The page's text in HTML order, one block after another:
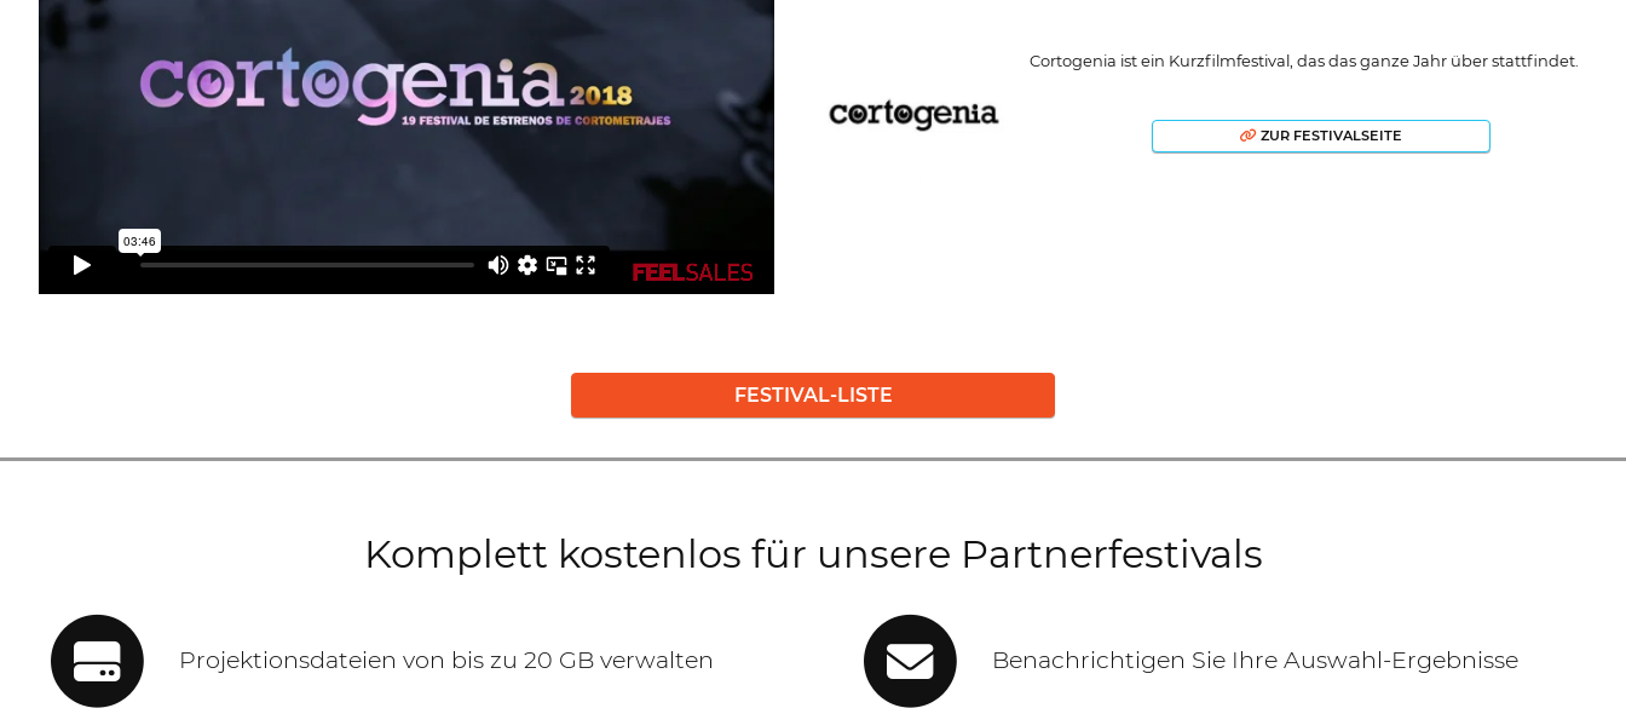
Cortogenia ist ein Kurzfilmfestival, das das ganze Jahr über stattfindet.
ZUR FESTIVALSEITE
FESTIVAL-LISTE
Komplett kostenlos für unsere Partnerfestivals
Projektionsdateien von bis zu 20 GB verwalten Benachrichtigen Sie Ihre Auswahl-Ergebnisse